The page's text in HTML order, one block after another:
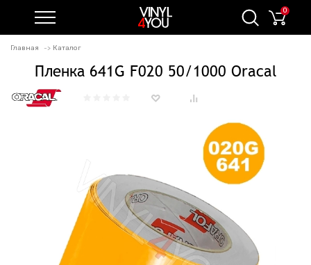
0
Главная Каталог
Пленка 641G F020 50/1000 Oracal